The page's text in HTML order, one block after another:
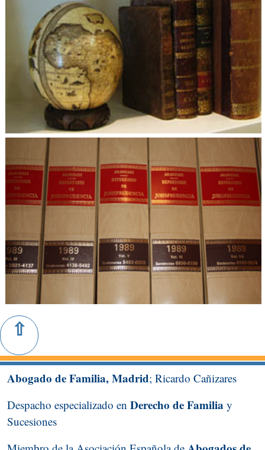
Abogado de Familia, Madrid; Ricardo Cañizares
Despacho especializado en Derecho de Familia y
Sucesiones